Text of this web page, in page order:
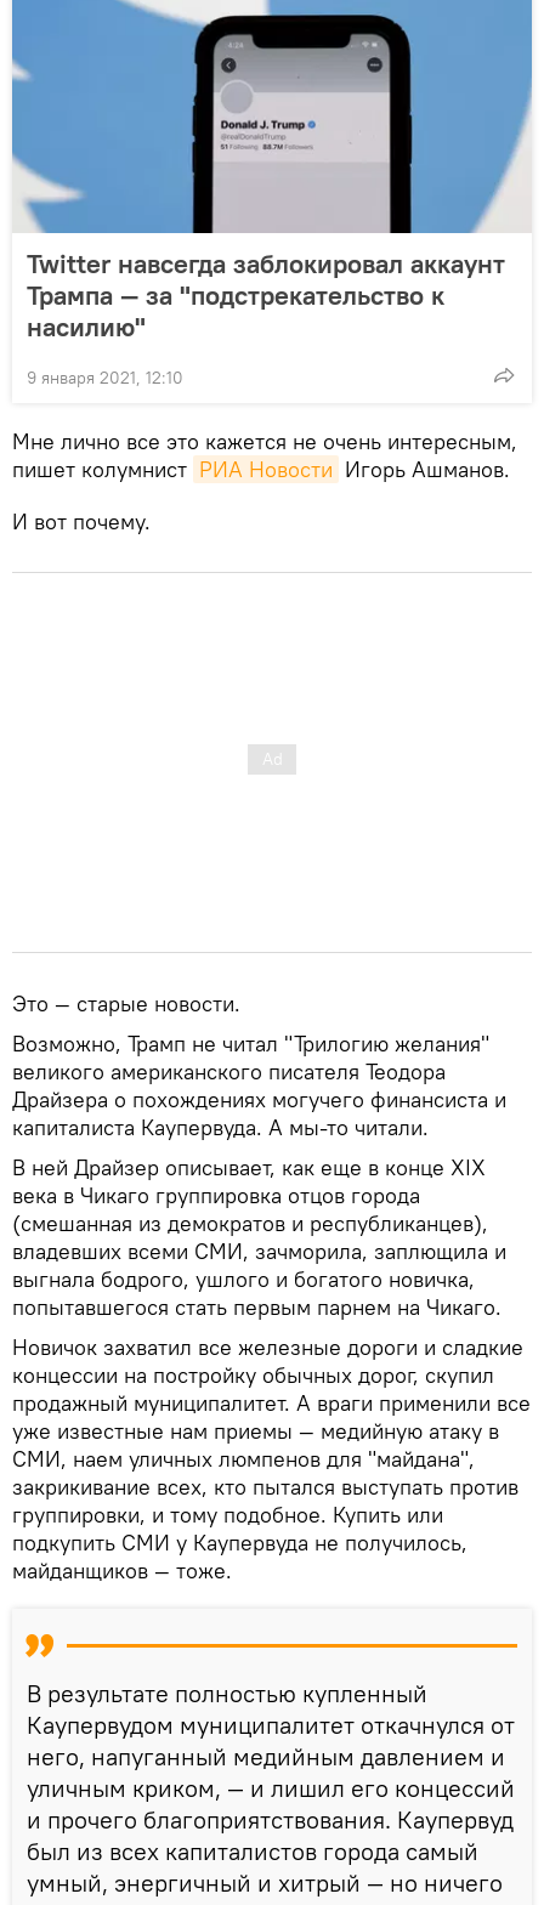
Twitter навсегда заблокировал аккаунт
Трампа — за "подстрекательство к
насилию"
9 января 2021, 12:10
Мне лично все это кажется не очень интересным,
пишет колумнист РИА Новости Игорь Ашманов.
И вот почему.
Это — старые новости.
Возможно, Трамп не читал "Трилогию желания"
великого американского писателя Теодора
Драйзера о похождениях могучего финансиста и
капиталиста Каупервуда. А мы-то читали.
В ней Драйзер описывает, как еще в конце XIX
века в Чикаго группировка отцов города
(смешанная из демократов и республиканцев),
владевших всеми СМИ, зачморила, заплющила и
выгнала бодрого, ушлого и богатого новичка,
попытавшегося стать первым парнем на Чикаго.
Новичок захватил все железные дороги и сладкие
концессии на постройку обычных дорог, скупил
продажный муниципалитет. А враги применили все
уже известные нам приемы — медийную атаку в
СМИ, наем уличных люмпенов для "майдана",
закрикивание всех, кто пытался выступать против
группировки, и тому подобное. Купить или
подкупить СМИ у Каупервуда не получилось,
майданщиков — тоже.
В результате полностью купленный
Каупервудом муниципалитет откачнулся от
него, напуганный медийным давлением и
уличным криком, — и лишил его концессий
и прочего благоприятствования. Каупервуд
был из всех капиталистов города самый
умный, энергичный и хитрый — но ничего